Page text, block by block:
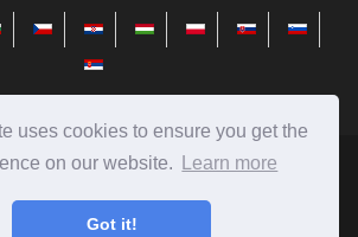
uses cookies to ensure you get the
on our website.
Learn more
Got it!
конфигурисање и рад са